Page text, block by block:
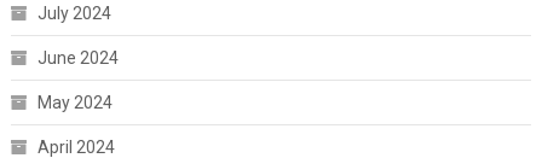
July 2024
June 2024
May 2024
April 2024